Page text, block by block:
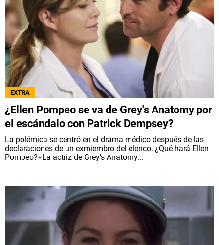
EXTRA
¿Ellen Pompeo se va de Grey's Anatomy por
el escándalo con Patrick Dempsey?
La polémica se centró en el drama médico después de las
declaraciones de un exmiembro del elenco. ¿Qué hará Ellen
Pompeo?+La actriz de Grey's Anatomy...